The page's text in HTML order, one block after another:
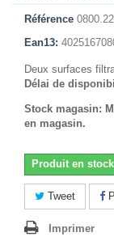
Référence
Ean13:
Deux surfaces
Délai de
Stock magasin:
en magasin.
Produit en stock
Tweet
Imprimer